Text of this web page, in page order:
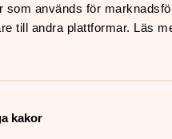
som används för
till andra plattformar. Läs
kakor
Ledarutbildningshelger,
med biskop Fredrik och en
stiftet.